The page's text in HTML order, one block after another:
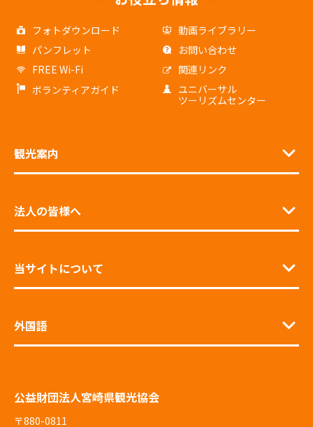
フォトダウンロード
動画ライブラリー
パンフレット
お問い合わせ
FREE Wi-Fi
関連リンク
ボランティアガイド
ユニバーサル
ツーリズムセンター
観光案内
法人の皆様へ
当サイトについて
外国語
公益財団法人宮崎県観光協会
〒880-0811